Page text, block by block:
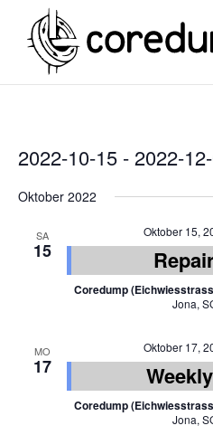
2022-10-15 - 2022-
Oktober 2022
SA
15
Oktober 15,
Coredump
Jona,
MO
17
Oktober 17,
Coredump
Jona,